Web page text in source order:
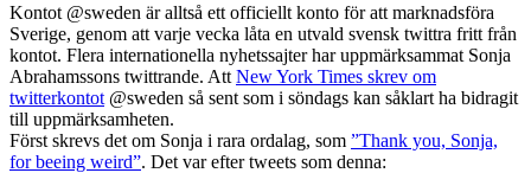
Kontot @sweden är alltså ett officiellt konto för att marknadsföra
Sverige, genom att varje vecka låta en utvald svensk twittra fritt från
kontot. Flera internationella nyhetssajter har uppmärksammat Sonja
Abrahamssons twittrande. Att New York Times skrev om
twitterkontot @sweden så sent som i söndags kan såklart ha bidragit
till uppmärksamheten.
Först skrevs det om Sonja i rara ordalag, som ”Thank you, Sonja,
for beeing weird”. Det var efter tweets som denna: